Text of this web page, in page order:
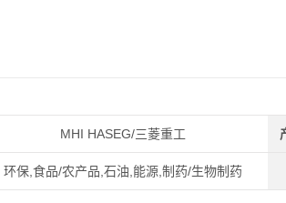
MHI HASEG/三菱重工
环保,食品/农产品,石油,能源,制药/生物制药